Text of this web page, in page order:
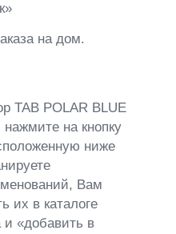
на дом.
TAB POLAR BLUE
нажмите на кнопку
ниже
Вам
их в каталоге
и «добавить в